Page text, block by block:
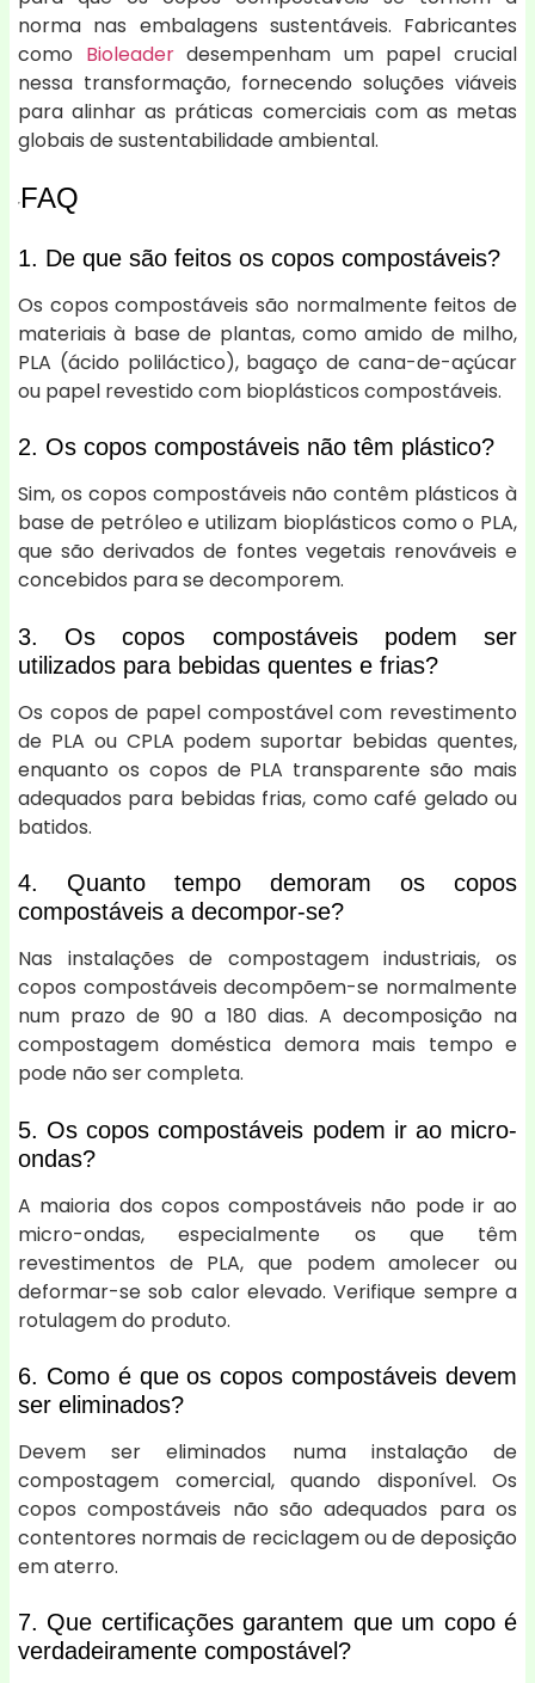
norma nas embalagens sustentáveis. Fabricantes
como Bioleaderdesempenham um papel crucial
nessa transformação, fornecendo soluções viáveis
para alinhar as práticas comerciais com as metas
globais de sustentabilidade ambiental.
FAQ
1. De que são feitos os copos compostáveis?
Os copos compostáveis são normalmente feitos de
materiais à base de plantas, como amido de milho,
PLA (ácido poliláctico), bagaço de cana-de-açúcar
ou papel revestido com bioplásticos compostáveis.
2. Os copos compostáveis não têm plástico?
Sim, os copos compostáveis não contêm plásticos à
base de petróleo e utilizam bioplásticos como o PLA,
que são derivados de fontes vegetais renováveis e
concebidos para se decomporem.
3. Os copos compostáveis podem ser
utilizados para bebidas quentes e frias?
Os copos de papel compostável com revestimento
de PLA ou CPLA podem suportar bebidas quentes,
enquanto os copos de PLA transparente são mais
adequados para bebidas frias, como café gelado ou
batidos.
4. Quanto tempo demoram os copos
compostáveis a decompor-se?
Nas instalações de compostagem industriais, os
copos compostáveis decompõem-se normalmente
num prazo de 90 a 180 dias. A decomposição na
compostagem doméstica demora mais tempo e
pode não ser completa.
5. Os copos compostáveis podem ir ao micro-
ondas?
A maioria dos copos compostáveis não pode ir ao
micro-ondas, especialmente os que têm
revestimentos de PLA, que podem amolecer ou
deformar-se sob calor elevado. Verifique sempre a
rotulagem do produto.
6. Como é que os copos compostáveis devem
ser eliminados?
Devem ser eliminados numa instalação de
compostagem comercial, quando disponível. Os
copos compostáveis não são adequados para os
contentores normais de reciclagem ou de deposição
em aterro.
7. Que certificações garantem que um copo é
verdadeiramente compostável?